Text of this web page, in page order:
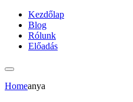
Kezdőlap
Blog
Rólunk
Előadás
Homeanya